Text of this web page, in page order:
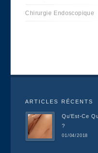
Chirurgie Endoscopique
ARTICLES RÉCENTS
Qu’Est-Ce
?
01/04/2018